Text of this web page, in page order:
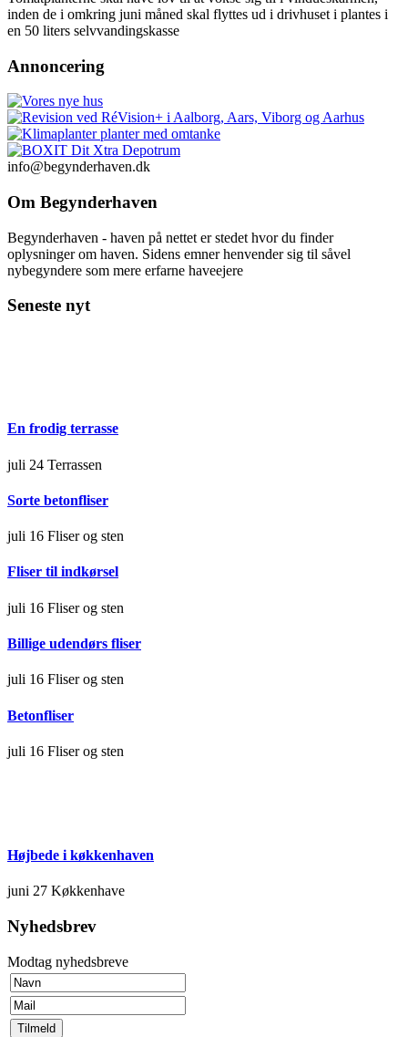
inden de i omkring juni måned skal flyttes ud i drivhuset i plantes i
en 50 liters selvvandingskasse
Annoncering
info@begynderhaven.dk
Om Begynderhaven
Begynderhaven - haven på nettet er stedet hvor du finder
oplysninger om haven. Sidens emner henvender sig til såvel
nybegyndere som mere erfarne haveejere
Seneste nyt
En frodig terrasse
juli 24 Terrassen
Sorte betonfliser
juli 16 Fliser og sten
Fliser til indkørsel
juli 16 Fliser og sten
Billige udendørs fliser
juli 16 Fliser og sten
Betonfliser
juli 16 Fliser og sten
Højbede i køkkenhaven
juni 27 Køkkenhave
Nyhedsbrev
Modtag nyhedsbreve